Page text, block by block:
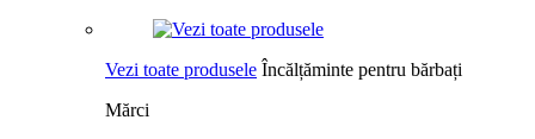
Vezi toate produsele Încălțăminte pentru bărbați
Mărci